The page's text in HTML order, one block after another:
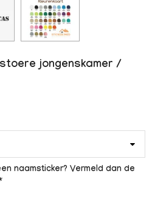
jongenskamer /
naamsticker? Vermeld dan de